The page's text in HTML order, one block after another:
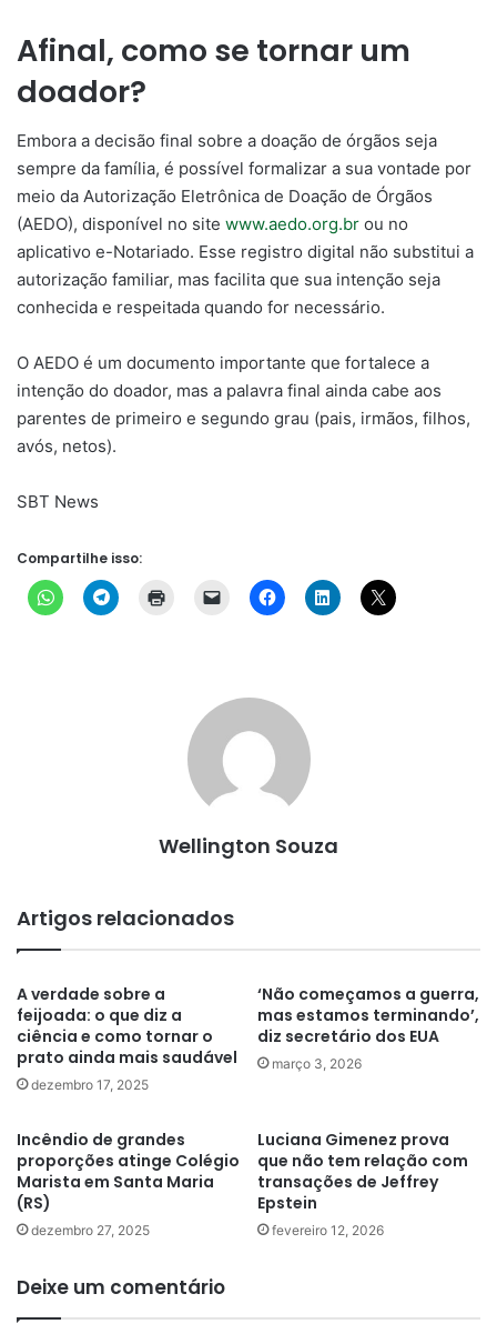
Afinal, como se tornar um
doador?
Embora a decisão final sobre a doação de órgãos seja
sempre da família, é possível formalizar a sua vontade por
meio da Autorização Eletrônica de Doação de Órgãos
(AEDO), disponível no site www.aedo.org.br ou no
aplicativo e-Notariado. Esse registro digital não substitui a
autorização familiar, mas facilita que sua intenção seja
conhecida e respeitada quando for necessário.
O AEDO é um documento importante que fortalece a
intenção do doador, mas a palavra final ainda cabe aos
parentes de primeiro e segundo grau (pais, irmãos, filhos,
avós, netos).
SBT News
Compartilhe isso:
Wellington Souza
Artigos relacionados
A verdade sobre a
feijoada: o que diz a
ciência e como tornar o
prato ainda mais saudável
dezembro 17, 2025
‘Não começamos a guerra,
mas estamos terminando’,
diz secretário dos EUA
março 3, 2026
Incêndio de grandes
proporções atinge Colégio
Marista em Santa Maria
(RS)
dezembro 27, 2025
Luciana Gimenez prova
que não tem relação com
transações de Jeffrey
Epstein
fevereiro 12, 2026
Deixe um comentário